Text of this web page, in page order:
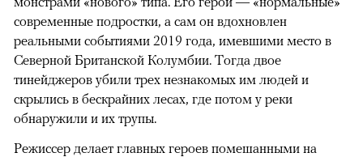
современные подростки, а сам он вдохновлен
реальными событиями 2019 года, имевшими место в
Северной Британской Колумбии. Тогда двое
тинейджеров убили трех незнакомых им людей и
скрылись в бескрайних лесах, где потом у реки
обнаружили и их трупы.
Режиссер делает главных героев помешанными на